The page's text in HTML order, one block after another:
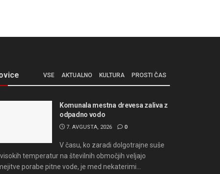
VSE AKTUALNO KULTURA PROSTI ČAS
Komunala mestna drevesa zaliva z
odpadno vodo
7. AVGUSTA, 2026 0
V času, ko zaradi dolgotrajne suše
temperatur na številnih območjih veljajo
porabe pitne vode, je med nekaterimi...